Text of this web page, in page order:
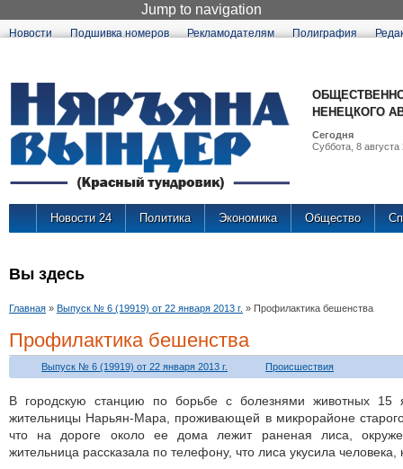
Jump to navigation
Новости Подшивка номеров Рекламодателям Полиграфия
НЕНЕЦКОГО
Сегодня
Суббота, 8 августа
Новости 24 Политика Экономика Общество
Вы здесь
Главная » Выпуск № 6 (19919) от 22 января 2013 г. » Профилактика бешенства
Профилактика бешенства
Выпуск № 6 (19919) от 22 января 2013 г. Происшествия
В городскую станцию по борьбе с болезнями животных 15
жительницы Нарьян-Мара, проживающей в микрорайоне
что на дороге около ее дома лежит раненая лиса,
жительница рассказала по телефону, что лиса укусила человека,